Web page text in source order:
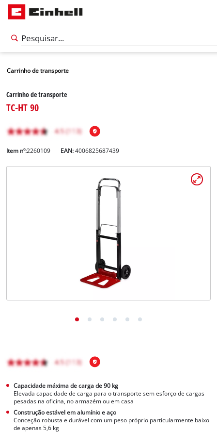
Carrinho de transporte
Carrinho de transporte
TC-HT 90
Item nº:2260109 EAN:4006825687439
Capacidade máxima de carga de 90 kg
Elevada capacidade de carga para o transporte sem esforço de cargas
pesadas na oficina, no armazém ou em casa
Construção estável em alumínio e aço
Conceção robusta e durável com um peso próprio particularmente baixo
de apenas 5,6 kg